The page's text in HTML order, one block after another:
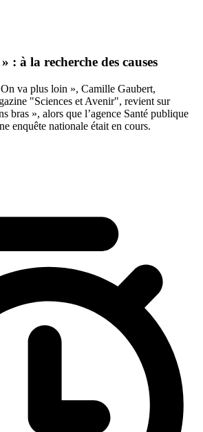
: à la recherche des causes
va plus loin », Camille Gaubert,
"Sciences et Avenir", revient sur
bras », alors que l’agence Santé publique
enquête nationale était en cours.